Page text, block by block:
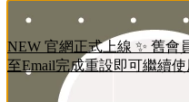
NEW 官網正式上線 ✨ 舊會
至Email完成重設即可繼續使